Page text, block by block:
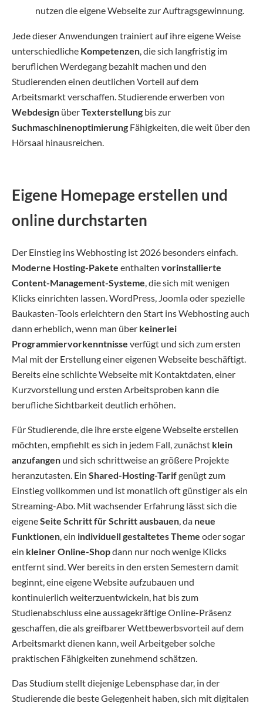
nutzen die eigene Webseite zur Auftragsgewinnung.
Jede dieser Anwendungen trainiert auf ihre eigene Weise
unterschiedliche Kompetenzen, die sich langfristig im
beruflichen Werdegang bezahlt machen und den
Studierenden einen deutlichen Vorteil auf dem
Arbeitsmarkt verschaffen. Studierende erwerben von
Webdesign überTexterstellung bis zur
Suchmaschinenoptimierung Fähigkeiten, die weit über den
Hörsaal hinausreichen.
Eigene Homepage erstellen und
online durchstarten
Der Einstieg ins Webhosting ist 2026 besonders einfach.
Moderne Hosting-Pakete enthalten vorinstallierte
Content-Management-Systeme, die sich mit wenigen
Klicks einrichten lassen. WordPress, Joomla oder spezielle
Baukasten-Tools erleichtern den Start ins Webhosting auch
dann erheblich, wenn man über keinerlei
Programmiervorkenntnisse verfügt und sich zum ersten
Mal mit der Erstellung einer eigenen Webseite beschäftigt.
Bereits eine schlichte Webseite mit Kontaktdaten, einer
Kurzvorstellung und ersten Arbeitsproben kann die
berufliche Sichtbarkeit deutlich erhöhen.
Für Studierende, die ihre erste eigene Webseite erstellen
möchten, empfiehlt es sich in jedem Fall, zunächst klein
anzufangen und sich schrittweise an größere Projekte
heranzutasten. Ein Shared-Hosting-Tarifgenügt zum
Einstieg vollkommen und ist monatlich oft günstiger als ein
Streaming-Abo. Mit wachsender Erfahrung lässt sich die
eigeneSeite Schritt für Schritt ausbauen, da neue
Funktionen, ein individuell gestaltetes Theme oder sogar
ein kleiner Online-Shopdann nur noch wenige Klicks
entfernt sind. Wer bereits in den ersten Semestern damit
beginnt, eine eigene Website aufzubauen und
kontinuierlich weiterzuentwickeln, hat bis zum
Studienabschluss eine aussagekräftige Online-Präsenz
geschaffen, die als greifbarer Wettbewerbsvorteil auf dem
Arbeitsmarkt dienen kann, weil Arbeitgeber solche
praktischen Fähigkeiten zunehmend schätzen.
Das Studium stellt diejenige Lebensphase dar, in der
Studierende die beste Gelegenheit haben, sich mit digitalen